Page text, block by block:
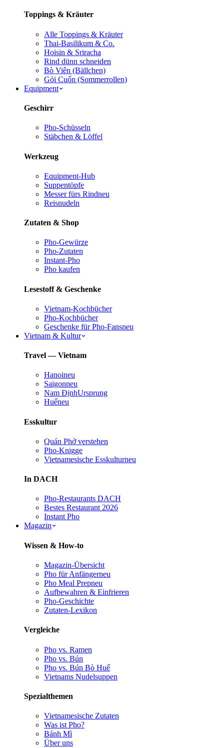
Toppings & Kräuter
Alle Toppings & Kräuter
Thai-Basilikum & Co.
Hoisin & Sriracha
Rind dünn schneiden
Bò Viên (Bällchen)
Gỏi Cuốn (Sommerrollen)
Equipment
Geschirr
Pho-Schüsseln
Stäbchen & Löffel
Werkzeug
Equipment-Hub
Suppentöpfe
Messer fürs Rindneu
Reisnudeln
Zutaten & Shop
Pho-Gewürze
Pho-Zutaten
Instant-Pho
Pho kaufen
Lesestoff & Geschenke
Vietnam-Kochbücher
Pho-Kochbücher
Geschenke für Pho-Fansneu
Vietnam & Kultur
Travel — Vietnam
Hanoineu
Saigonneu
Nam ĐịnhUrsprung
Huếneu
Esskultur
Quán Phở verstehen
Pho-Knigge
Vietnamesische Esskulturneu
In DACH
Pho-Restaurants DACH
Bestes Restaurant 2026
Instant Pho
Magazin
Wissen & How-to
Magazin-Übersicht
Pho für Anfängerneu
Pho Meal Prepneu
Aufbewahren & Einfrieren
Pho-Geschichte
Zutaten-Lexikon
Vergleiche
Pho vs. Ramen
Pho vs. Bún
Pho vs. Bún Bò Huế
Vietnams Nudelsuppen
Spezialthemen
Vietnamesische Zutaten
Was ist Pho?
Bánh Mì
Über uns